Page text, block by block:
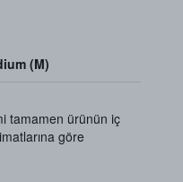
(M)
tamamen ürünün iç
göre